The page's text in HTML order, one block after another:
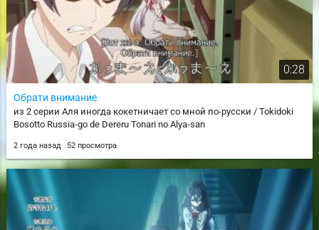
0:28
Обрати внимание
из 2 серии Аля иногда кокетничает со мной по-русски / Tokidoki
Bosotto Russia-go de Dereru Tonari no Alya-san
2 года назад 52 просмотра